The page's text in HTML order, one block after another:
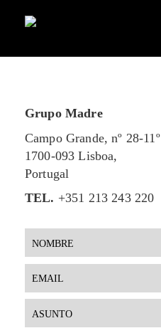
Grupo Madre
Campo Grande, nº 28-11º
1700-093 Lisboa,
Portugal
TEL. +351 213 243 220